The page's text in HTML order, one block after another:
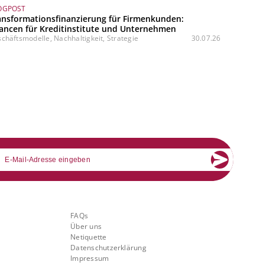
für Firmenkunden:
für Kreditinstitute und Unternehmen
Nachhaltigkeit, Strategie 30.07.26
FAQs
Über uns
Netiquette
Datenschutzerklärung
Impressum